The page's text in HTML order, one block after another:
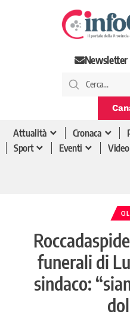
Newsletter
Attualità Cronaca
Sport
Eventi Video
funerali di
sindaco: